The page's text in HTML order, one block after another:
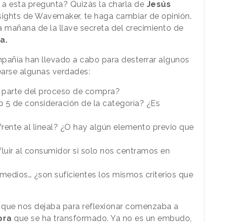
esta pregunta? Quizás la charla de Jesús
de Wavemaker, te haga cambiar de opinión.
mañana de la llave secreta del crecimiento de
han llevado a cabo para desterrar algunos
algunas verdades:
del proceso de compra?
5 de consideración de la categoría? ¿Es
al lineal? ¿O hay algún elemento previo que
al consumidor si solo nos centramos en
¿son suficientes los mismos criterios que
nos dejaba para reflexionar comenzaba a
que se ha transformado. Ya no es un embudo,